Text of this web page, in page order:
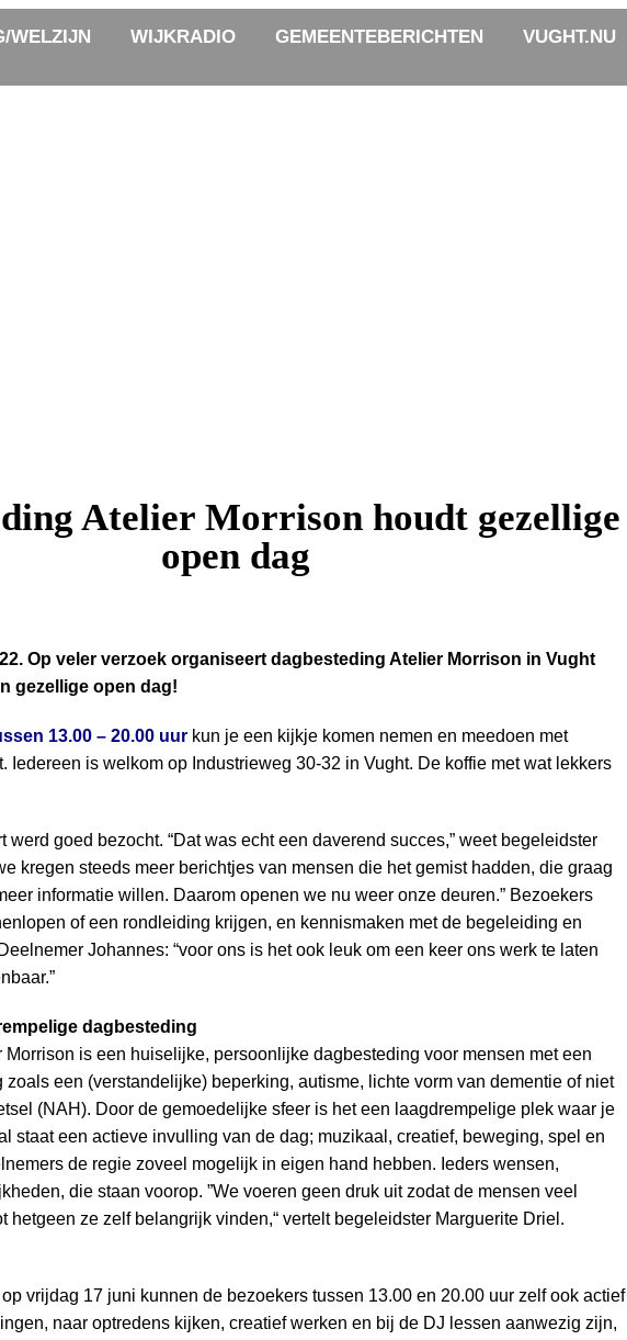
WELZIJN WIJKRADIO GEMEENTEBERICHTEN VUGHT.NU
Atelier Morrison houdt gezellige
open dag
Op veler verzoek organiseert dagbesteding Atelier Morrison in Vught
gezellige open dag!
13.00 – 20.00 uur kun je een kijkje komen nemen en meedoen met
Iedereen is welkom op Industrieweg 30-32 in Vught. De koffie met wat lekkers
werd goed bezocht. “Dat was echt een daverend succes,” weet begeleidster
kregen steeds meer berichtjes van mensen die het gemist hadden, die graag
informatie willen. Daarom openen we nu weer onze deuren.” Bezoekers
of een rondleiding krijgen, en kennismaken met de begeleiding en
Johannes: “voor ons is het ook leuk om een keer ons werk te laten
dagbesteding
Morrison is een huiselijke, persoonlijke dagbesteding voor mensen met een
zoals een (verstandelijke) beperking, autisme, lichte vorm van dementie of niet
(NAH). Door de gemoedelijke sfeer is het een laagdrempelige plek waar je
staat een actieve invulling van de dag; muzikaal, creatief, beweging, spel en
de regie zoveel mogelijk in eigen hand hebben. Ieders wensen,
die staan voorop. ”We voeren geen druk uit zodat de mensen veel
hetgeen ze zelf belangrijk vinden,“ vertelt begeleidster Marguerite Driel.
vrijdag 17 juni kunnen de bezoekers tussen 13.00 en 20.00 uur zelf ook actief
naar optredens kijken, creatief werken en bij de DJ lessen aanwezig zijn,